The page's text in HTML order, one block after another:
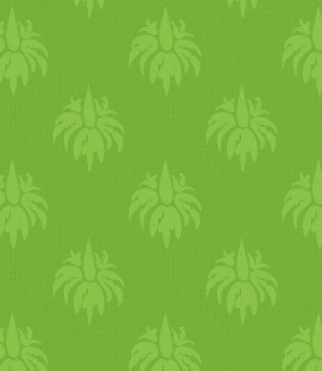
ne
elkészültek
reggelicsapat
hogy én is
és nem